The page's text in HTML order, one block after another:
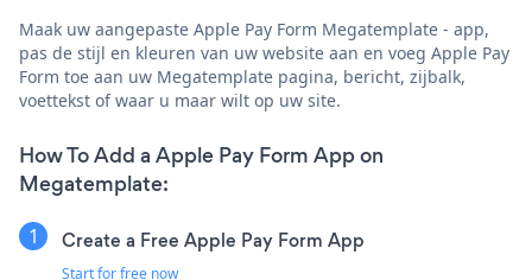
Maak uw aangepaste Apple Pay Form Megatemplate - app,
pas de stijl en kleuren van uw website aan en voeg Apple Pay
Form toe aan uw Megatemplate pagina, bericht, zijbalk,
voettekst of waar u maar wilt op uw site.
How To Add a Apple Pay Form App on
Megatemplate:
Create a Free Apple Pay Form App
Start for free now